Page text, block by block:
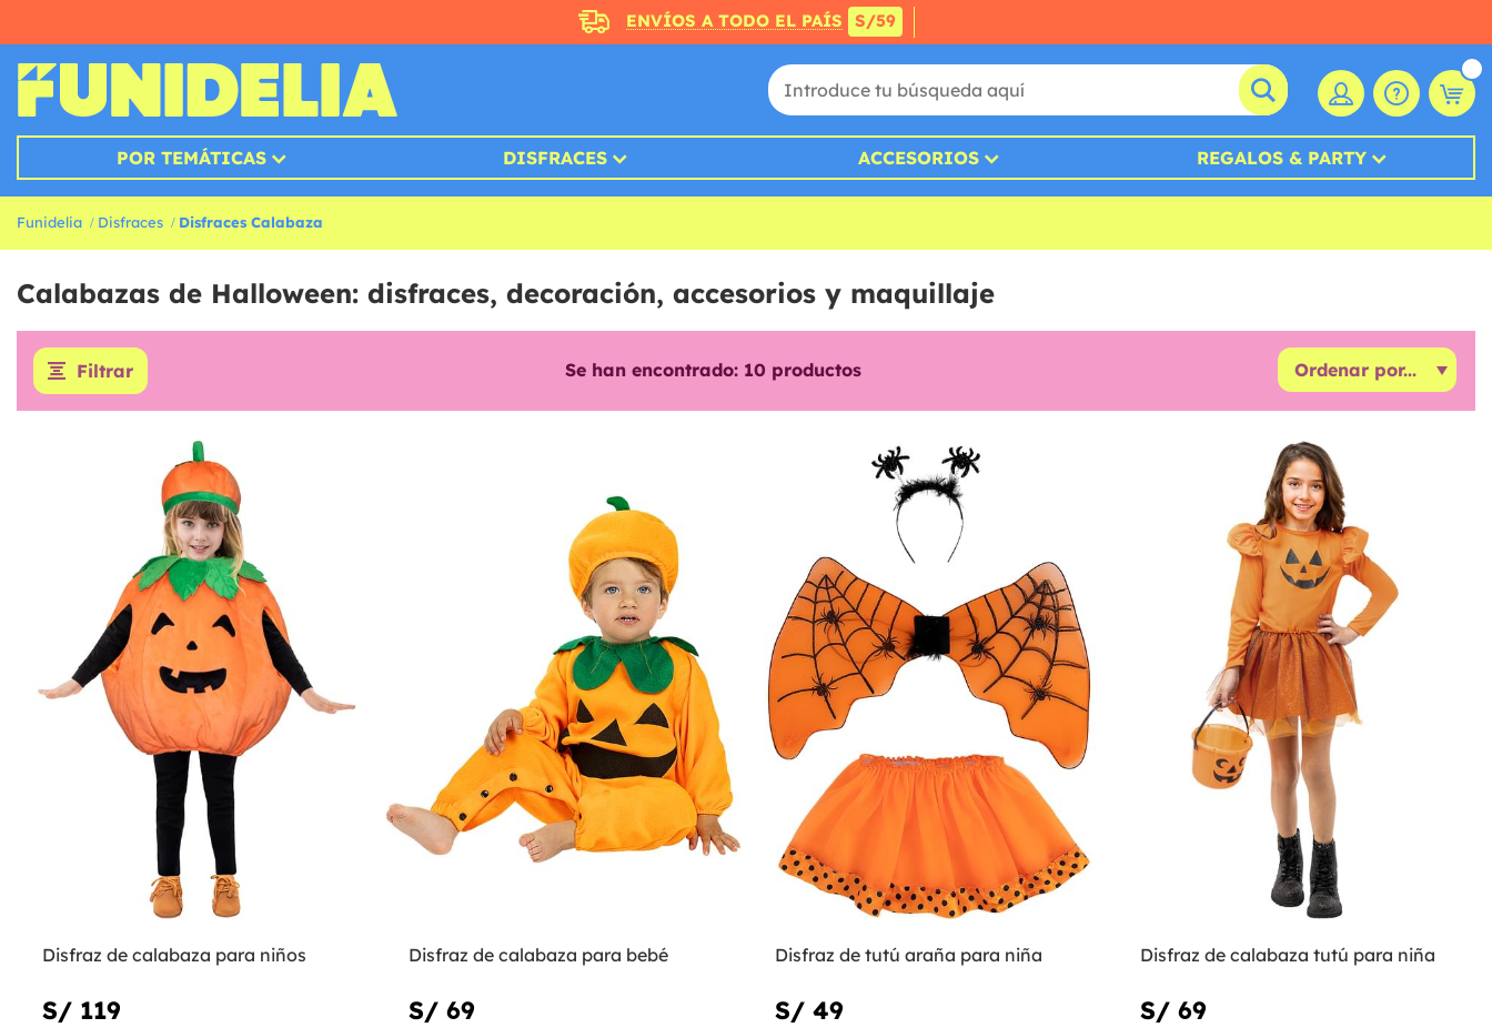
ENVÍOS A TODO EL PAÍS S/59
POR TEMÁTICAS DISFRACES ACCESORIOS REGALOS & PARTY
Funidelia Disfraces Disfraces Calabaza
Calabazas de Halloween: disfraces, decoración, accesorios y maquillaje
Filtrar Se han encontrado: 10 productos
Disfraz de calabaza para niños
S/ 119
Disfraz de calabaza para bebé
S/ 69
Disfraz de tutú araña para niña
S/ 49
Disfraz de calabaza tutú para niña
S/ 69